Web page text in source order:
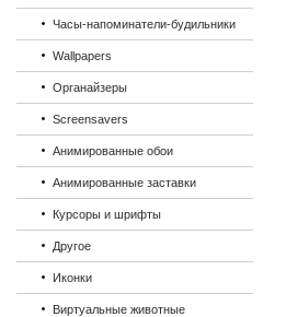
Часы-напоминатели-будильники
Wallpapers
Органайзеры
Screensavers
Анимированные обои
Анимированные заставки
Курсоры и шрифты
Другое
Иконки
Виртуальные животные